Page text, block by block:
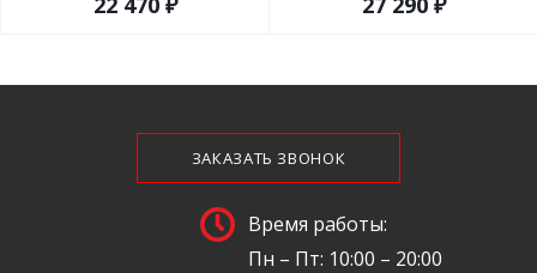
ЗАКАЗАТЬ ЗВОНОК
Время работы:
Пн – Пт: 10:00 – 20:00